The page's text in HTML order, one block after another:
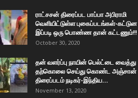
ராட்சசன் திரைப்பட பாப்பா அபிராமி
வெளியிட்டுள்ள புகைப்படங்கள்-கட்டுன
இப்படி ஒரு பொண்ண தான் கட்டணும்!!
October 30, 2020
தன் வளர்ப்பு நாயின் பெல்ட்டை வைத்து
தற்கொலை செய்து கொண்ட அஞ்சான்
திரைப்படம் நடிகர்-இந்திய...
November 13, 2020